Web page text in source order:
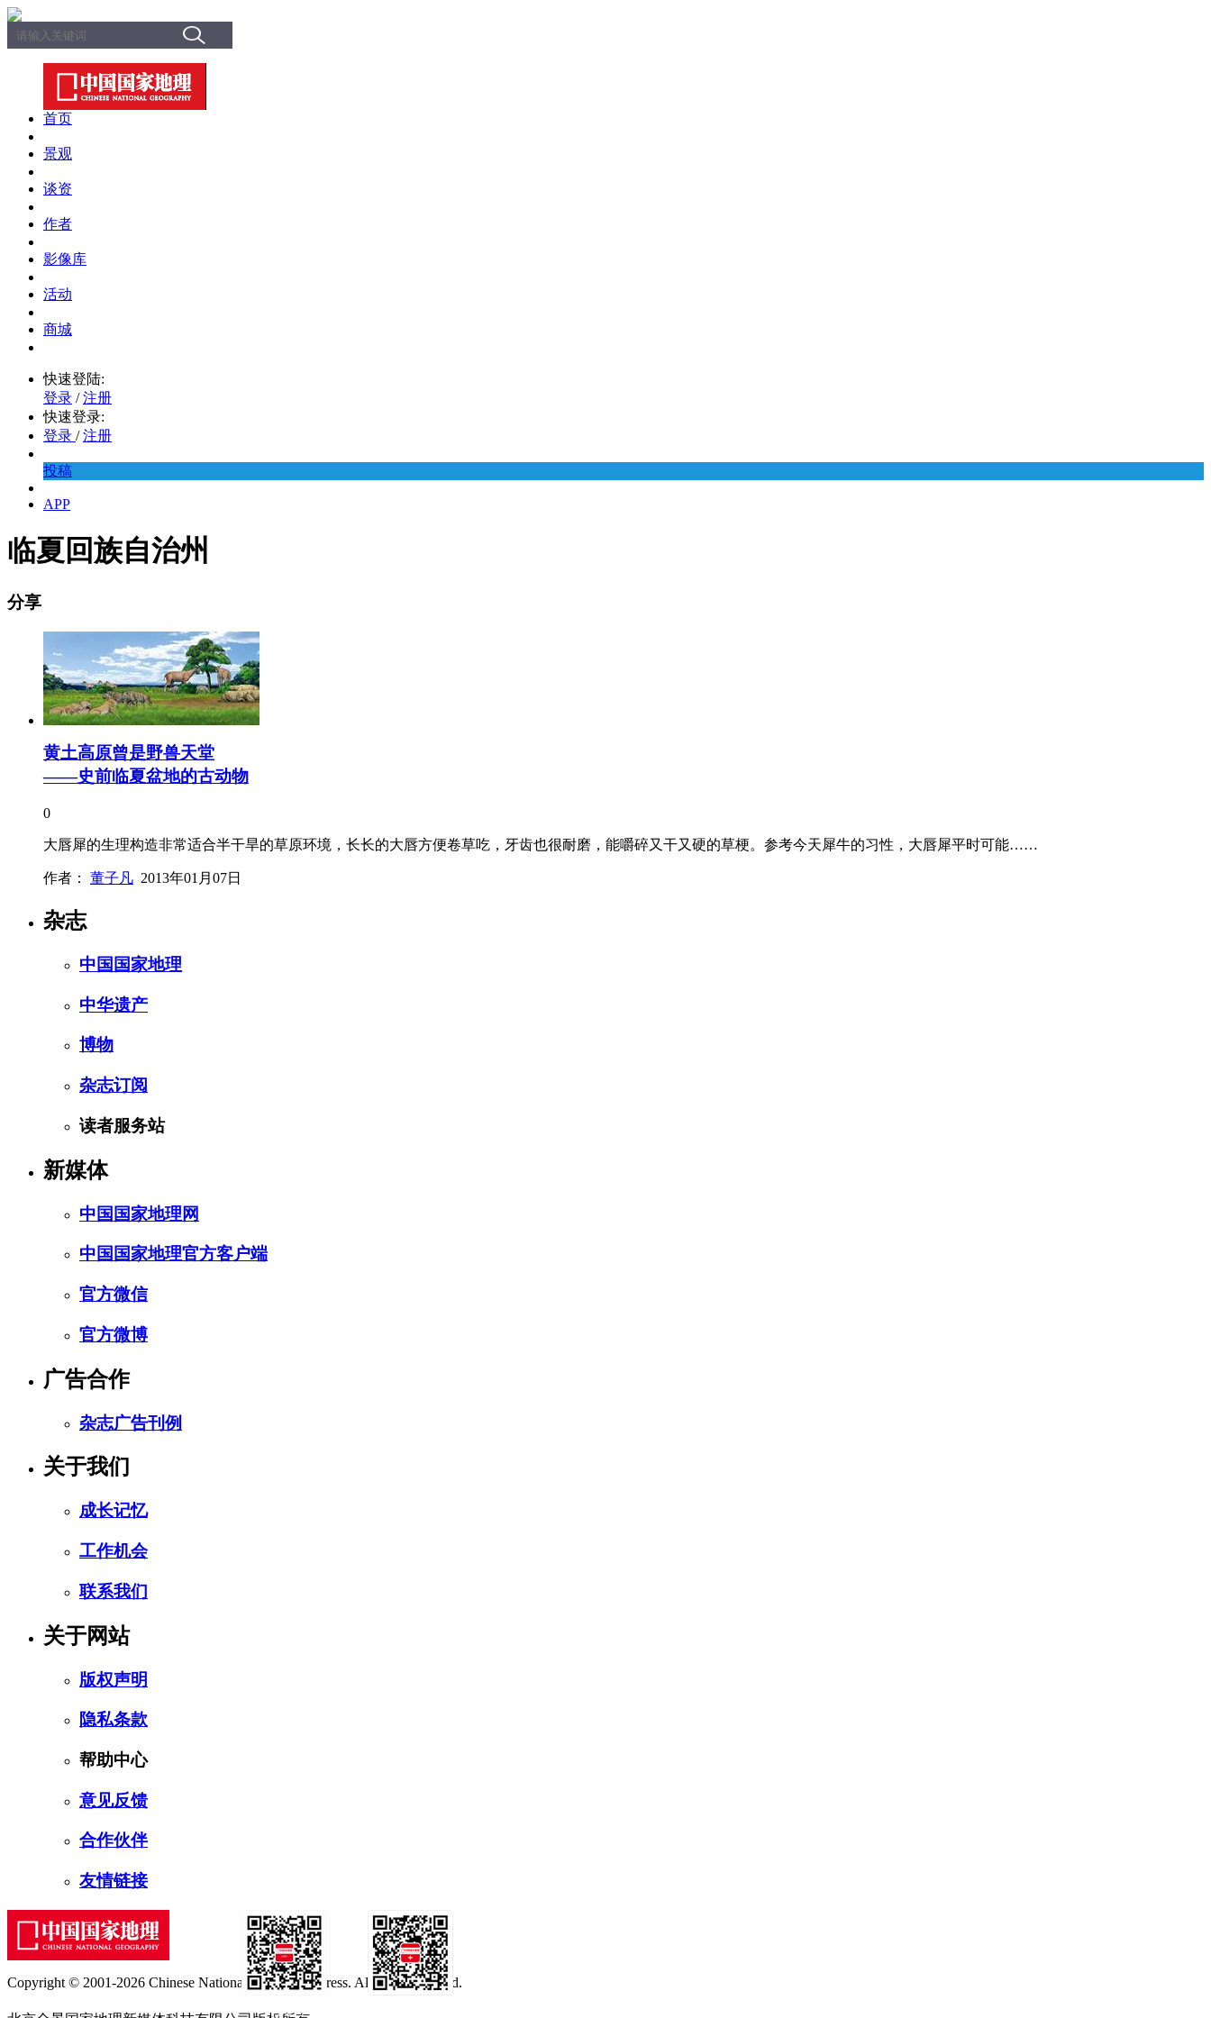
首页
景观
谈资
作者
影像库
活动
商城
快速登陆:
登录 / 注册
快速登录:
登录 / 注册
投稿
APP
临夏回族自治州
分享
黄土高原曾是野兽天堂
——史前临夏盆地的古动物
0
大唇犀的生理构造非常适合半干旱的草原环境，长长的大唇方便卷草吃，牙齿也很耐磨，能嚼碎又干又硬的草梗。参考今天犀牛的习性，大唇犀平时可能……
作者： 董子凡 2013年01月07日
杂志
中国国家地理
中华遗产
博物
杂志订阅
读者服务站
新媒体
中国国家地理网
中国国家地理官方客户端
官方微信
官方微博
广告合作
杂志广告刊例
关于我们
成长记忆
工作机会
联系我们
关于网站
版权声明
隐私条款
帮助中心
意见反馈
合作伙伴
友情链接
订阅号
Copyright © 2001-2026 Chinese National Geography Press. All rights reserved.